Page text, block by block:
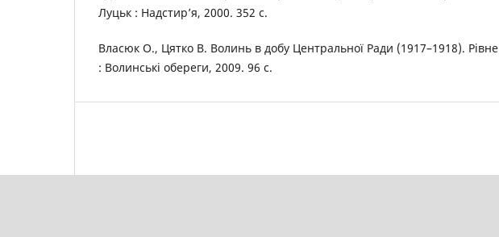
Луцьк : Надстир’я, 2000. 352 с.
Власюк О., Цятко В. Волинь в добу Центральної Ради (1917–1918). Рівне
: Волинські обереги, 2009. 96 с.